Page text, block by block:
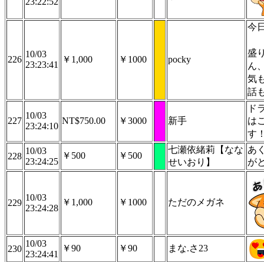
226
10/03
23:23:41
￥1,000 ￥1000 pocky
今
盛
ん
気
話
227
10/03
23:24:10
NT$750.00 ￥3000 新手
ド
は
す
228
10/03
23:24:25
￥500 ￥500
七瀬依緒莉【なな
せいおり】
あ
が
229
10/03
23:24:28
￥1,000 ￥1000 ただのメガネ
230
10/03
23:24:41
￥90 ￥90 まな.さ23